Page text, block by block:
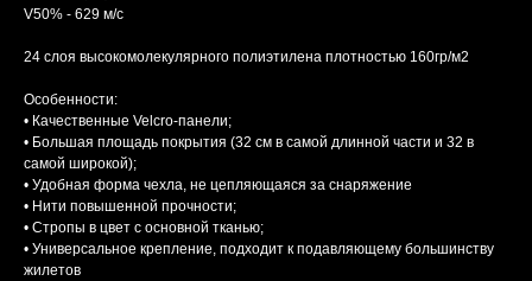
V50% - 629 м/с
24 слоя высокомолекулярного полиэтилена плотностью 160гр/м2
Особенности:
• Качественные Velcro-панели;
• Большая площадь покрытия (32 см в самой длинной части и 32 в
самой широкой);
• Удобная форма чехла, не цепляющаяся за снаряжение
• Нити повышенной прочности;
• Стропы в цвет с основной тканью;
• Универсальное крепление, подходит к подавляющему большинству
жилетов